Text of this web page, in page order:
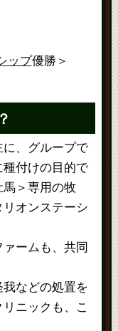
ップ優勝＞
、グループで
付けの目的で
＞専用の牧
オンステーシ
ームも、共同
などの処置を
ニックも、こ